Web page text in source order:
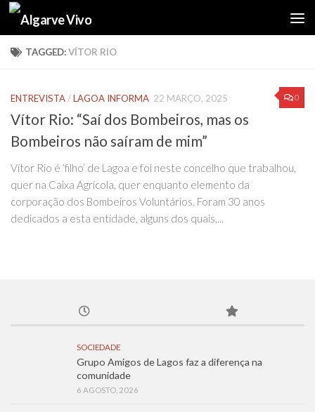
Skip to content
TAGGED:VÍTOR RIO
0
ENTREVISTA /LAGOA INFORMA 22 MARÇO, 2025
Vítor Rio: “Saí dos Bombeiros, mas os
Bombeiros não saíram de mim”
Vítor Rio é ‘filho’ de Lagoa e foi neste concelho que trabalhou,
quer na Caixa Agrícola, quer enquanto elemento da
corporação dos Bombeiros Voluntários. Foram 30 anos
dedicados a esta entidade, alguns dos quais,...
SOCIEDADE
Grupo Amigos de Lagos faz a diferença na
comunidade
6 AGOSTO, 2026